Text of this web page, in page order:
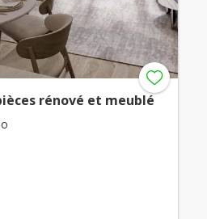
rénové et meublé